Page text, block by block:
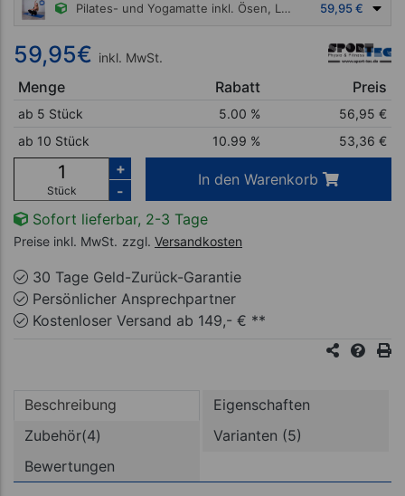
Pilates- und Yogamatte inkl. Ösen, LxBxH 180x60x0,6 cm, blau 59,95 €
59,95€ inkl. MwSt.
Menge Rabatt Preis
ab 5 Stück 5.00 % 56,95€
ab 10 Stück
10.99 % 53,36€
Stück
+
-
In den Warenkorb
Sofort lieferbar, 2-3 Tage
Preise inkl. MwSt. zzgl. Versandkosten
30 Tage Geld-Zurück-Garantie
Persönlicher Ansprechpartner
Kostenloser Versand ab 149,- € **
Beschreibung
Eigenschaften
Zubehör(4)
Varianten (5)
Bewertungen